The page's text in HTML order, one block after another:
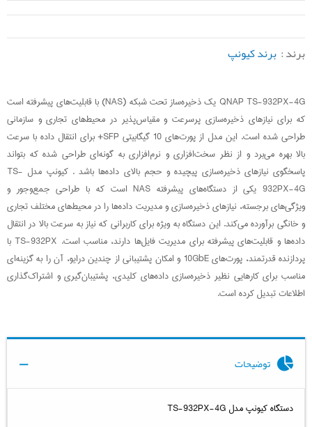
برند : برند کیونپ
QNAP TS-932PX-4G یک ذخیره‌ساز تحت شبکه (NAS) با قابلیت‌های پیشرفته است
که برای نیازهای ذخیره‌سازی پرسرعت و مقیاس‌پذیر در محیط‌های تجاری و سازمانی
طراحی شده است. این مدل از پورت‌های 10 گیگابیتی SFP+ برای انتقال داده با سرعت
بالا بهره می‌برد و از نظر سخت‌افزاری و نرم‌افزاری به گونه‌ای طراحی شده که بتواند
پاسخگوی نیازهای ذخیره‌سازی پیچیده و حجم بالای داده‌ها باشد . کیونپ مدل TS-
932PX-4G یکی از دستگاه‌های پیشرفته NAS است که با طراحی جمع‌وجور و
ویژگی‌های برجسته، نیازهای ذخیره‌سازی و مدیریت داده‌ها را در محیط‌های مختلف تجاری
و خانگی برآورده می‌کند. این دستگاه به ویژه برای کاربرانی که نیاز به سرعت بالا در انتقال
داده‌ها و قابلیت‌های پیشرفته برای مدیریت فایل‌ها دارند، مناسب است. TS-932PX با
پردازنده قدرتمند، پورت‌های 10GbE و امکان پشتیبانی از چندین درایو، آن را به گزینه‌ای
مناسب برای کارهایی نظیر ذخیره‌سازی داده‌های کلیدی، پشتیبان‌گیری و اشتراک‌گذاری
اطلاعات تبدیل کرده است.
توضیحات
دستگاه کیونپ مدل TS-932PX-4G